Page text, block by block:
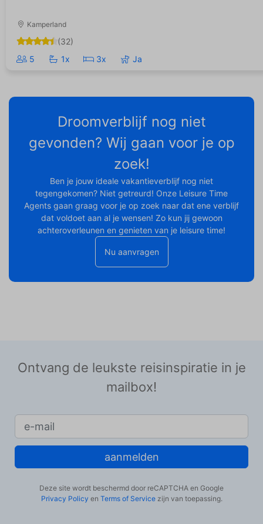
Kamperland
(32)
5
1x 3x Ja
Droomverblijf nog niet
gevonden? Wij gaan voor je op
zoek!
Ben je jouw ideale vakantieverblijf nog niet
tegengekomen? Niet getreurd! Onze Leisure Time
Agents gaan graag voor je op zoek naar dat ene verblijf
dat voldoet aan al je wensen! Zo kun jij gewoon
achteroverleunen en genieten van je leisure time!
Nu aanvragen
Ontvang de leukste reisinspiratie in je
mailbox!
aanmelden
Deze site wordt beschermd door reCAPTCHA en Google
Privacy Policy en Terms of Servicezijn van toepassing.